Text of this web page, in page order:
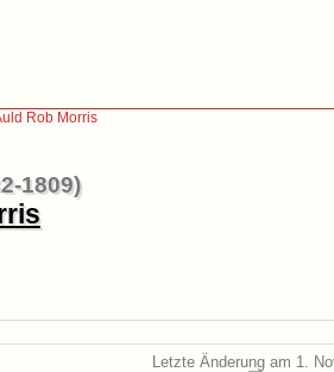
Rob Morris
1809)
Letzte Änderung am 1.